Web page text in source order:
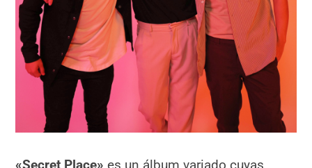
«Secret Place» es un álbum variado cuyas